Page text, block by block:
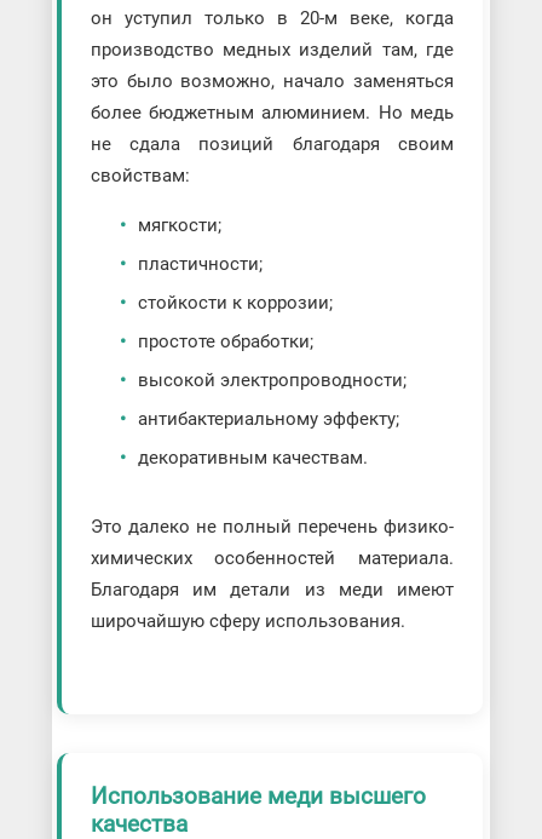
он уступил только в 20-м веке, когда
производство медных изделий там, где
это было возможно, начало заменяться
более бюджетным алюминием. Но медь
не сдала позиций благодаря своим
свойствам:
мягкости;
пластичности;
стойкости к коррозии;
простоте обработки;
высокой электропроводности;
антибактериальному эффекту;
декоративным качествам.
Это далеко не полный перечень физико-
химических особенностей материала.
Благодаря им детали из меди имеют
широчайшую сферу использования.
Использование меди высшего
качества